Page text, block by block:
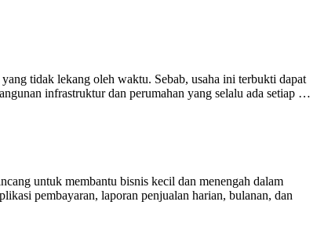
tidak lekang oleh waktu. Sebab, usaha ini terbukti dapat
infrastruktur dan perumahan yang selalu ada setiap …
untuk membantu bisnis kecil dan menengah dalam
pembayaran, laporan penjualan harian, bulanan, dan